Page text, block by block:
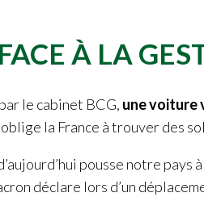
À LA
le cabinet BCG, une voiture
la France à trouver des
pousse notre
déclare lors d’un